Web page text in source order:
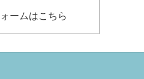
ームはこちら